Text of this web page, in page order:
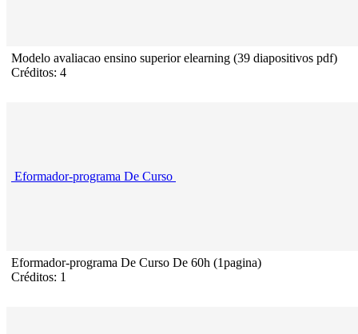
Modelo avaliacao ensino superior elearning (39 diapositivos pdf)
Créditos: 4
Eformador-programa De Curso
Eformador-programa De Curso De 60h (1pagina)
Créditos: 1